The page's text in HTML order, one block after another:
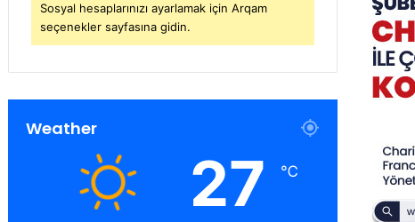
Sosyal hesaplarınızı ayarlamak için Arqam
seçenekler sayfasına gidin.
Weather
27 ℃